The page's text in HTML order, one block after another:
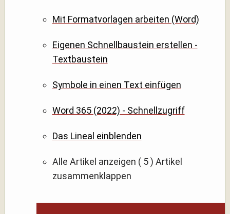
Mit Formatvorlagen arbeiten (Word)
Eigenen Schnellbaustein erstellen -
Textbaustein
Symbole in einen Text einfügen
Word 365 (2022) - Schnellzugriff
Das Lineal einblenden
Alle Artikel anzeigen ( 5 ) Artikel
zusammenklappen